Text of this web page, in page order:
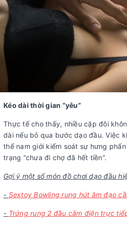
Kéo dài thời gian “yêu”
Thực tế cho thấy, nhiều cặp đôi
dài nếu bỏ qua bước dạo đầu. Việc
thể nam giới kiểm soát sự hưng
trạng “chưa đi chợ đã hết tiền”.
Gợi ý một số món đồ chơi dạo đầu
- Sextoy Bowling rung hút âm đạo
- Trứng rung 2 đầu cắm điện trực